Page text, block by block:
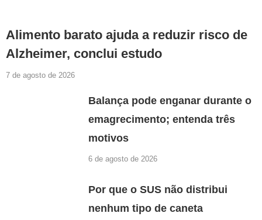
Alimento barato ajuda a reduzir risco de
Alzheimer, conclui estudo
7 de agosto de 2026
Balança pode enganar durante o
emagrecimento; entenda três
motivos
6 de agosto de 2026
Por que o SUS não distribui
nenhum tipo de caneta